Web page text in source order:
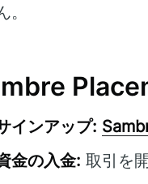
。
インアップ:
金の入金: 取引を